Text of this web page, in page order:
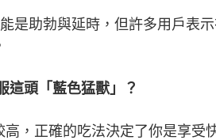
是助勃與延時，但許多用戶表
這頭「藍色猛獸」？
，正確的吃法決定了你是享受